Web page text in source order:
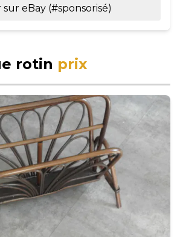
sur eBay (#sponsorisé)
rotin prix